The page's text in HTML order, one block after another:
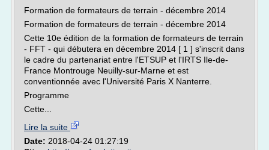
Formation de formateurs de terrain - décembre 2014
Formation de formateurs de terrain - décembre 2014
Cette 10e édition de la formation de formateurs de terrain
- FFT - qui débutera en décembre 2014 [ 1 ] s'inscrit dans
le cadre du partenariat entre l'ETSUP et l'IRTS Ile-de-
France Montrouge Neuilly-sur-Marne et est
conventionnée avec l'Université Paris X Nanterre.
Programme
Cette...
Lire la suite
Date: 2018-04-24 01:27:19